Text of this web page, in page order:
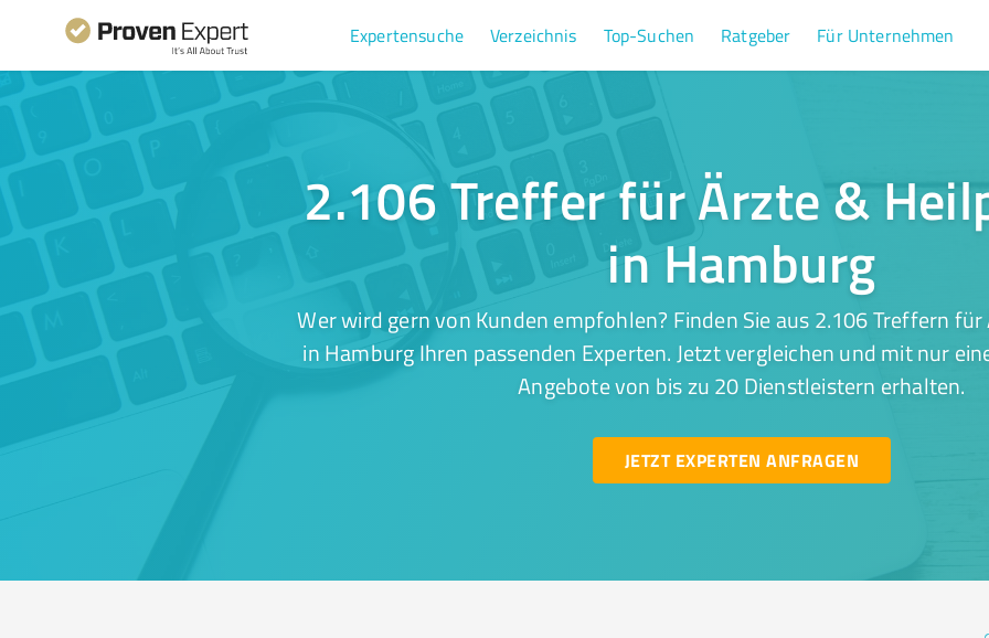
Expertensuche Verzeichnis Top-Suchen Ratgeber Für Unternehmen
2.106 Treffer für Ärzte &
in Hamburg
Wer wird gern von Kunden empfohlen? Finden Sie aus 2.106 Treffern
in Hamburg Ihren passenden Experten. Jetzt vergleichen und mit nur
Angebote von bis zu 20 Dienstleistern erhalten.
JETZT EXPERTEN ANFRAGEN